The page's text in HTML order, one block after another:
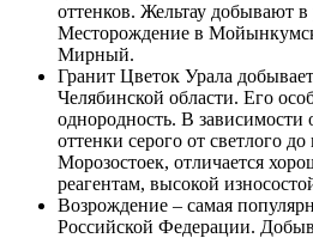
оттенков. Жельтау добывают в
Месторождение в
Мирный.
Гранит Цветок Урала
Челябинской области. Его
однородность. В зависимости
оттенки серого от светлого
Морозостоек, отличается
реагентам, высокой
Возрождение – самая
Российской Федерации.